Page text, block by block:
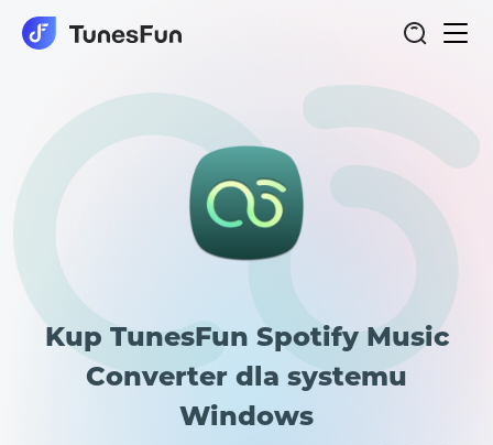
Kup TunesFun Spotify Music
Converter dla systemu
Windows